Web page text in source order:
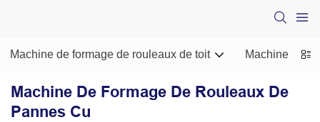
Machine de formage de rouleaux de toit Machine de
Machine De Formage De Rouleaux De
Pannes Cu